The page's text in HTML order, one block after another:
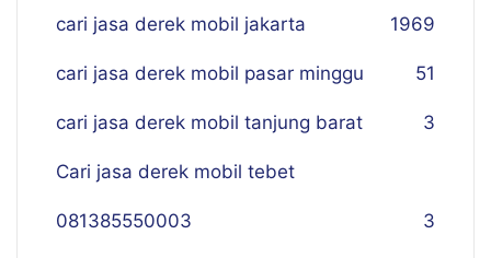
69
cari jasa derek mobil jakarta 19
cari jasa derek mobil pasar minggu 51
cari jasa derek mobil tanjung barat 3
Cari jasa derek mobil tebet
081385550003 3